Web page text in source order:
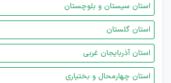
استان سیستان و بلوچستان
استان گلستان
استان آذربایجان غربی
استان چهارمحال و بختیاری